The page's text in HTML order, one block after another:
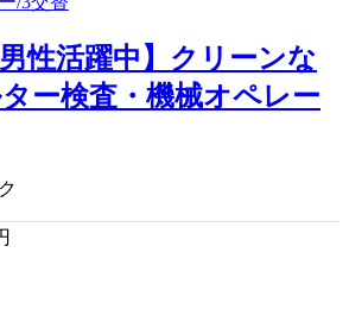
男性活躍中】クリーンな
ー検査・機械オペレー